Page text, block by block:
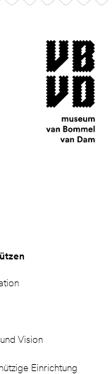
museum van
Vision
Einrichtung